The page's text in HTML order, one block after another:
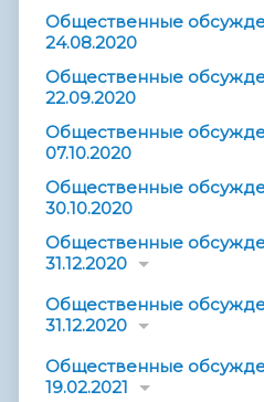
Общественные
24.08.2020
Общественные
22.09.2020
Общественные
07.10.2020
Общественные
30.10.2020
Общественные
31.12.2020
Общественные
31.12.2020
Общественные
19.02.2021